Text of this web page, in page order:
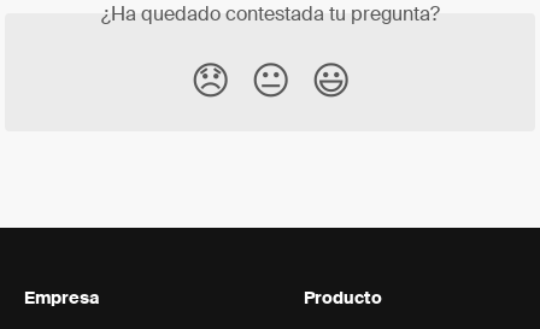
¿Ha quedado contestada tu pregunta?
😞 😐 😃
Empresa Producto